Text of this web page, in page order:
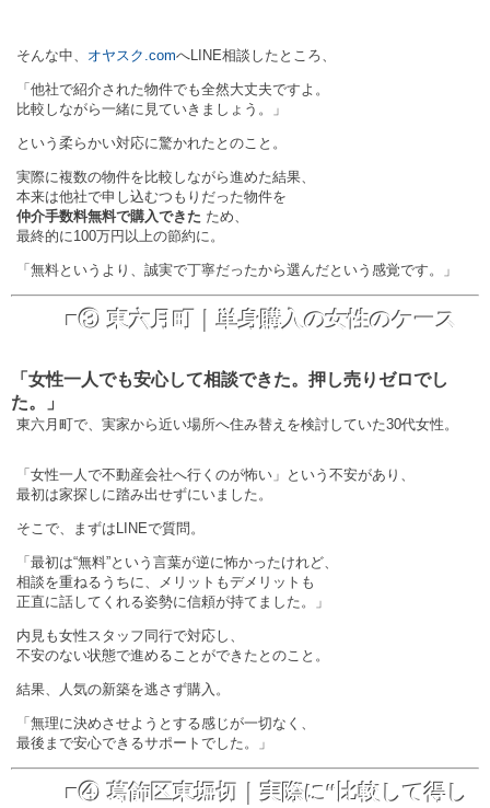
そんな中、 オヤスク.comへLINE相談したところ、
「他社で紹介された物件でも全然大丈夫ですよ。
比較しながら一緒に見ていきましょう。」
という柔らかい対応に驚かれたとのこと。
実際に複数の物件を比較しながら進めた結果、
本来は他社で申し込むつもりだった物件を
仲介手数料無料で購入できた ため、
最終的に100万円以上の節約に。
「無料というより、誠実で丁寧だったから選んだという感覚です。」
■③ 東六月町｜単身購入の女性のケース
「女性一人でも安心して相談できた。押し売りゼロでし
た。」
東六月町で、実家から近い場所へ住み替えを検討していた30代女性。
「女性一人で不動産会社へ行くのが怖い」という不安があり、
最初は家探しに踏み出せずにいました。
そこで、まずはLINEで質問。
「最初は“無料”という言葉が逆に怖かったけれど、
相談を重ねるうちに、メリットもデメリットも
正直に話してくれる姿勢に信頼が持てました。」
内見も女性スタッフ同行で対応し、
不安のない状態で進めることができたとのこと。
結果、人気の新築を逃さず購入。
「無理に決めさせようとする感じが一切なく、
最後まで安心できるサポートでした。」
■④ 葛飾区東堀切｜実際に“比較して得し